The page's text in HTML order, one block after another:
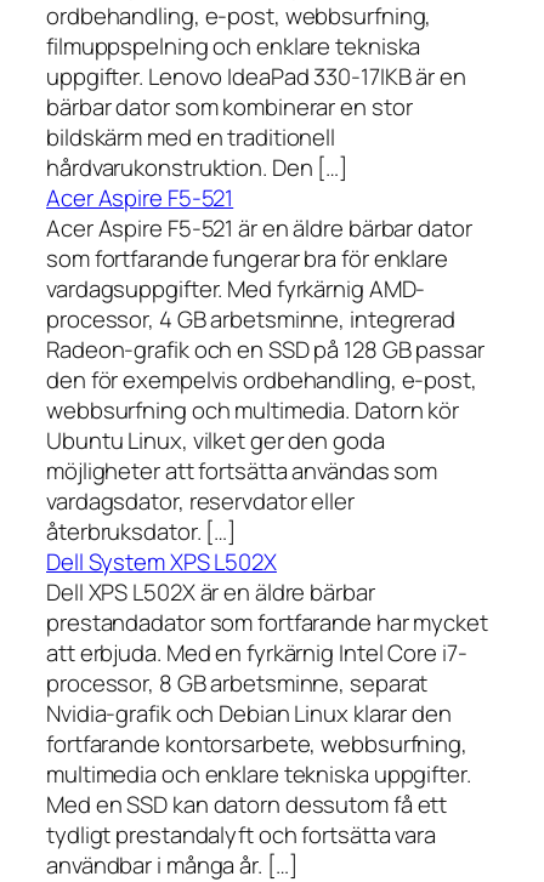
ordbehandling, e-post, webbsurfning,
filmuppspelning och enklare tekniska
uppgifter. Lenovo IdeaPad 330-17IKB är en
bärbar dator som kombinerar en stor
bildskärm med en traditionell
hårdvarukonstruktion. Den […]
Acer Aspire F5-521
Acer Aspire F5-521 är en äldre bärbar dator
som fortfarande fungerar bra för enklare
vardagsuppgifter. Med fyrkärnig AMD-
processor, 4 GB arbetsminne, integrerad
Radeon-grafik och en SSD på 128 GB passar
den för exempelvis ordbehandling, e-post,
webbsurfning och multimedia. Datorn kör
Ubuntu Linux, vilket ger den goda
möjligheter att fortsätta användas som
vardagsdator, reservdator eller
återbruksdator. […]
Dell System XPS L502X
Dell XPS L502X är en äldre bärbar
prestandadator som fortfarande har mycket
att erbjuda. Med en fyrkärnig Intel Core i7-
processor, 8 GB arbetsminne, separat
Nvidia-grafik och Debian Linux klarar den
fortfarande kontorsarbete, webbsurfning,
multimedia och enklare tekniska uppgifter.
Med en SSD kan datorn dessutom få ett
tydligt prestandalyft och fortsätta vara
användbar i många år. […]